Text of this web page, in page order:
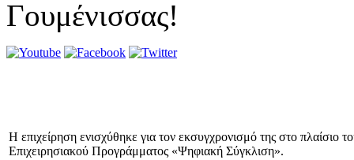
Γουμένισσας!
Η επιχείρηση ενισχύθηκε για τον εκσυγχρονισμό της στο πλαίσιο
Επιχειρησιακού Προγράμματος «Ψηφιακή Σύγκλιση».